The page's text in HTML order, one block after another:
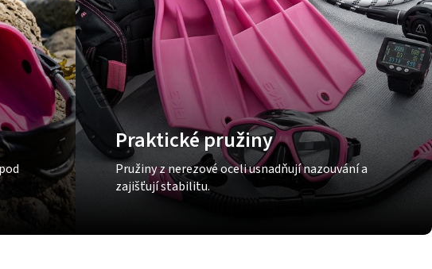
Praktické pružiny
Pružiny z nerezové oceli usnadňují nazouvání a
zajišťují stabilitu.